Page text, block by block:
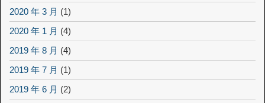
2020 年 3 月 (1)
2020 年 1 月 (4)
2019 年 8 月 (4)
2019 年 7 月 (1)
2019 年 6 月 (2)